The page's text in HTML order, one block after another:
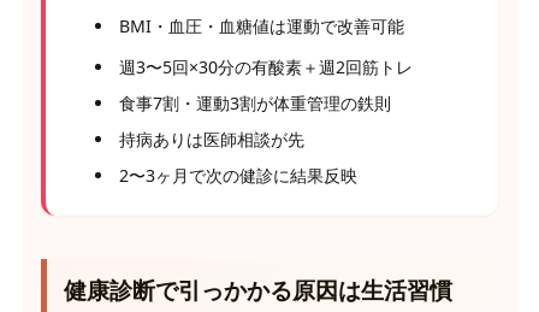
BMI・血圧・血糖値は運動で改善可能
週3〜5回×30分の有酸素＋週2回筋トレ
食事7割・運動3割が体重管理の鉄則
持病ありは医師相談が先
2〜3ヶ月で次の健診に結果反映
健康診断で引っかかる原因は生活習慣